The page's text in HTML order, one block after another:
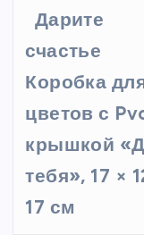
Дарите
счастье
Коробка
цветов с
крышкой
тебя», 17 ×
17 см